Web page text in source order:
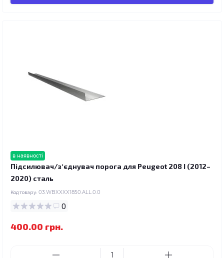
в наявності
Підсилювач/зʼєднувач порога для Peugeot 208 I (2012–
2020) сталь
Код товару: 03.WBXXXX1850.ALL.0.0
0
400.00 грн.